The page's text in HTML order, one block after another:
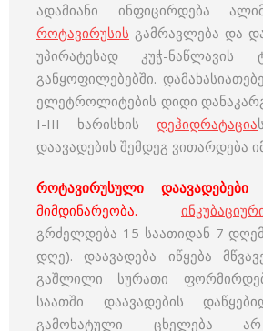
ადამიანი ინფიცირდება
როტავირუსის გამრავლება და
უპირატესად კუჭ-ნაწლავის
განყოფილებებში.
ელეტროლიტების დიდი
I-III ხარისხის დეჰიდრატაცია
დაავადების შემდეგ ვითარდება
როტავირუსული დაავადებები–
მიმდინარეობა.
გრძელდება 15 საათიდან 7
დღე). დაავადება იწყება
გაშლილი სურათი
საათში დაავადების
გამოხატული ცხელება არ